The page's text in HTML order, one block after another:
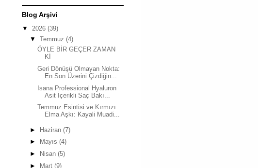
Blog Arşivi
▼ 2026 (39)
▼ Temmuz (4)
ÖYLE BİR GEÇER ZAMAN
Kİ
Geri Dönüşü Olmayan Nokta:
En Son Üzerini Çizdiğin...
Isana Professional Hyaluron
Asit İçerikli Saç Bakı...
Temmuz Esintisi ve Kırmızı
Elma Aşkı: Kayali Muadi...
► Haziran (7)
►
Mayıs (4)
►
Nisan (5)
►
Mart (9)